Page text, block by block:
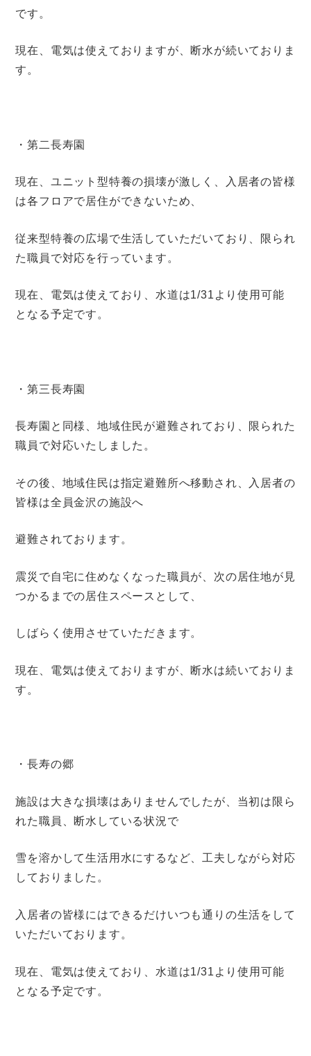
です。
現在、電気は使えておりますが、断水が続いておりま
す。
・第二長寿園
現在、ユニット型特養の損壊が激しく、入居者の皆様
は各フロアで居住ができないため、
従来型特養の広場で生活していただいており、限られ
た職員で対応を行っています。
現在、電気は使えており、水道は1/31より使用可能
となる予定です。
・第三長寿園
長寿園と同様、地域住民が避難されており、限られた
職員で対応いたしました。
その後、地域住民は指定避難所へ移動され、入居者の
皆様は全員金沢の施設へ
避難されております。
震災で自宅に住めなくなった職員が、次の居住地が見
つかるまでの居住スペースとして、
しばらく使用させていただきます。
現在、電気は使えておりますが、断水は続いておりま
す。
・長寿の郷
施設は大きな損壊はありませんでしたが、当初は限ら
れた職員、断水している状況で
雪を溶かして生活用水にするなど、工夫しながら対応
しておりました。
入居者の皆様にはできるだけいつも通りの生活をして
いただいております。
現在、電気は使えており、水道は1/31より使用可能
となる予定です。